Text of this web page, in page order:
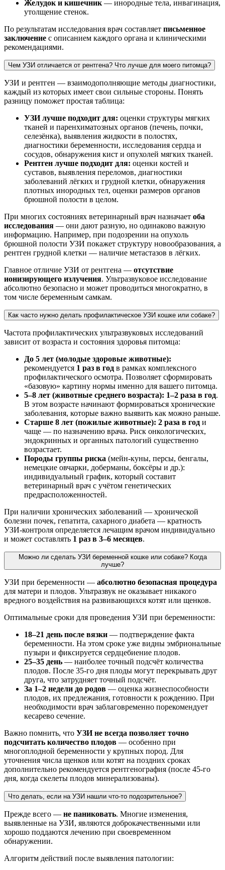
Желудок и кишечник — инородные тела, инвагинация,
утолщение стенок.
По результатам исследования врач составляет письменное
заключение с описанием каждого органа и клиническими
рекомендациями.
Чем УЗИ отличается от рентгена? Что лучше для моего питомца?
УЗИ и рентген — взаимодополняющие методы диагностики,
каждый из которых имеет свои сильные стороны. Понять
разницу поможет простая таблица:
УЗИ лучше подходит для: оценки структуры мягких
тканей и паренхиматозных органов (печень, почки,
селезёнка), выявления жидкости в полостях,
диагностики беременности, исследования сердца и
сосудов, обнаружения кист и опухолей мягких тканей.
Рентген лучше подходит для: оценки костей и
суставов, выявления переломов, диагностики
заболеваний лёгких и грудной клетки, обнаружения
плотных инородных тел, оценки размеров органов
брюшной полости в целом.
При многих состояниях ветеринарный врач назначает оба
исследования — они дают разную, но одинаково важную
информацию. Например, при подозрении на опухоль
брюшной полости УЗИ покажет структуру новообразования, а
рентген грудной клетки — наличие метастазов в лёгких.
Главное отличие УЗИ от рентгена — отсутствие
ионизирующего излучения. Ультразвуковое исследование
абсолютно безопасно и может проводиться многократно, в
том числе беременным самкам.
Как часто нужно делать профилактическое УЗИ кошке или собаке?
Частота профилактических ультразвуковых исследований
зависит от возраста и состояния здоровья питомца:
До 5 лет (молодые здоровые животные):
рекомендуется 1 раз в год в рамках комплексного
профилактического осмотра. Позволяет сформировать
«базовую» картину нормы именно для вашего питомца.
5–8 лет (животные среднего возраста): 1–2 раза в год.
В этом возрасте начинают формироваться хронические
заболевания, которые важно выявить как можно раньше.
Старше 8 лет (пожилые животные): 2 раза в год и
чаще — по назначению врача. Риск онкологических,
эндокринных и органных патологий существенно
возрастает.
Породы группы риска (мейн-куны, персы, бенгалы,
немецкие овчарки, доберманы, боксёры и др.):
индивидуальный график, который составит
ветеринарный врач с учётом генетических
предрасположенностей.
При наличии хронических заболеваний — хронической
болезни почек, гепатита, сахарного диабета — кратность
УЗИ-контроля определяется лечащим врачом индивидуально
и может составлять 1 раз в 3–6 месяцев.
Можно ли сделать УЗИ беременной кошке или собаке? Когда
лучше?
УЗИ при беременности — абсолютно безопасная процедура
для матери и плодов. Ультразвук не оказывает никакого
вредного воздействия на развивающихся котят или щенков.
Оптимальные сроки для проведения УЗИ при беременности:
18–21 день после вязки — подтверждение факта
беременности. На этом сроке уже видны эмбриональные
пузыри и фиксируется сердцебиение плодов.
25–35 день — наиболее точный подсчёт количества
плодов. После 35-го дня плоды могут перекрывать друг
друга, что затрудняет точный подсчёт.
За 1–2 недели до родов — оценка жизнеспособности
плодов, их предлежания, готовности к рождению. При
необходимости врач заблаговременно порекомендует
кесарево сечение.
Важно помнить, что УЗИ не всегда позволяет точно
подсчитать количество плодов — особенно при
многоплодной беременности у крупных пород. Для
уточнения числа щенков или котят на поздних сроках
дополнительно рекомендуется рентгенография (после 45-го
дня, когда скелеты плодов минерализованы).
Что делать, если на УЗИ нашли что-то подозрительное?
Прежде всего — не паниковать. Многие изменения,
выявленные на УЗИ, являются доброкачественными или
хорошо поддаются лечению при своевременном
обнаружении.
Алгоритм действий после выявления патологии: